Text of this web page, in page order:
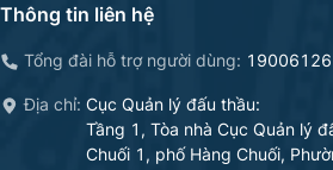
Thông tin liên hệ
Tổng đài hỗ trợ người dùng: 19006126
Địa chỉ: Cục Quản lý đấu thầu:
Tầng 1, Tòa nhà Cục Quản lý
Chuối 1, phố Hàng Chuối,